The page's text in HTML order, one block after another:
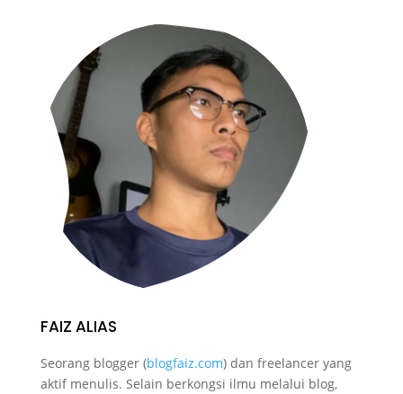
FAIZ ALIAS
Seorang blogger (blogfaiz.com) dan freelancer yang
aktif menulis. Selain berkongsi ilmu melalui blog,